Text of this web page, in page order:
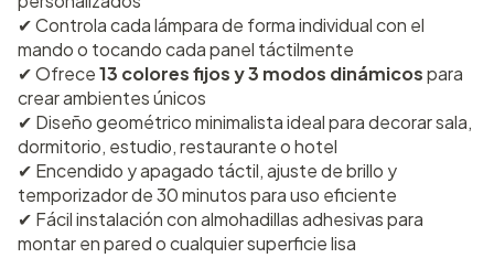
✔ Controla cada lámpara de forma individual con el
mando o tocando cada panel táctilmente
✔ Ofrece13 colores fijos y 3 modos dinámicospara
crear ambientes únicos
✔ Diseño geométrico minimalista ideal para decorar sala,
dormitorio, estudio, restaurante o hotel
✔ Encendido y apagado táctil, ajuste de brillo y
temporizador de 30 minutos para uso eficiente
✔ Fácil instalación con almohadillas adhesivas para
montar en pared o cualquier superficie lisa